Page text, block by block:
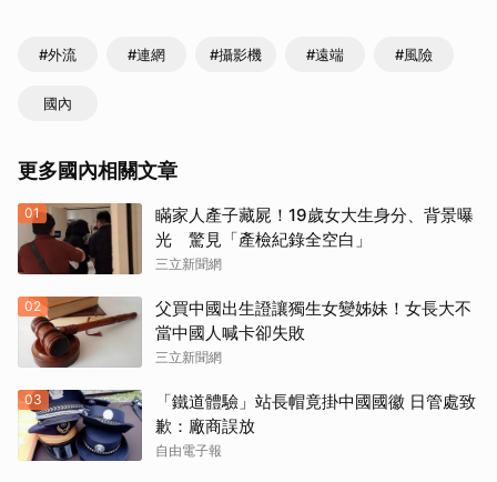
#外流 #連網 #攝影機 #遠端 #風險
國內
更多國內相關文章
01
瞞家人產子藏屍！19歲女大生身分、背景曝
光 驚見「產檢紀錄全空白」
三立新聞網
02
父買中國出生證讓獨生女變姊妹！女長大不
當中國人喊卡卻失敗
三立新聞網
03
「鐵道體驗」站長帽竟掛中國國徽 日管處致
歉：廠商誤放
自由電子報